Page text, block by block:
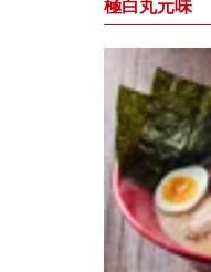
極白丸元味